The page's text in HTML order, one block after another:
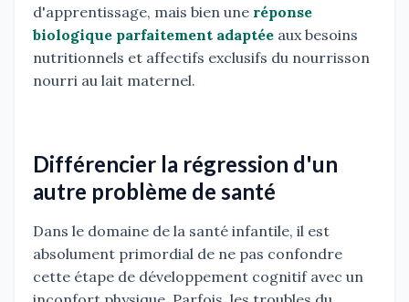
d'apprentissage, mais bien une réponse
biologique parfaitement adaptée aux besoins
nutritionnels et affectifs exclusifs du nourrisson
nourri au lait maternel.
Différencier la régression d'un
autre problème de santé
Dans le domaine de la santé infantile, il est
absolument primordial de ne pas confondre
cette étape de développement cognitif avec un